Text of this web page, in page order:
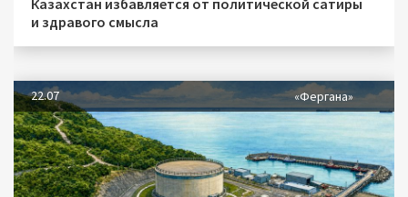
и здравого смысла
22.07 «Фергана»